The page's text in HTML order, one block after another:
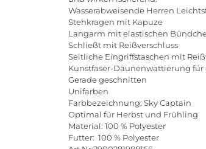
Wasserabweisende Herren
Stehkragen mit Kapuze
Langarm mit elastischen
Schließt mit Reißverschluss
Seitliche Eingriffstaschen mit
Kunstfaser-Daunenwattierung
Gerade geschnitten
Unifarben
Farbbezeichnung: Sky Captain
Optimal für Herbst und Frühling
Material: 100 % Polyester
Futter: 100 % Polyester